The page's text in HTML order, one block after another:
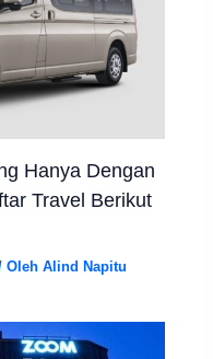
Hanya Dengan
Travel Berikut
OlehAlind Napitu